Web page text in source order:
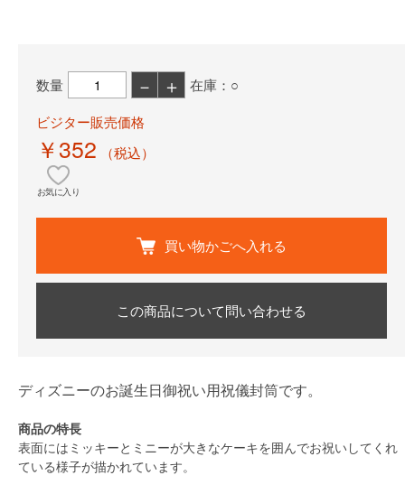
数量 － ＋
在庫：○
ビジター販売価格
￥352 （税込）
お気に入り
買い物かごへ入れる
この商品について問い合わせる
ディズニーのお誕生日御祝い用祝儀封筒です。
商品の特長
表面にはミッキーとミニーが大きなケーキを囲んでお祝いしてくれ
ている様子が描かれています。